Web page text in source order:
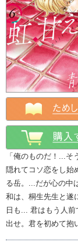
「俺のものだ！...
隠れてコソ恋をし始
る岳。...だが心の中
和は、桐生先生と遂
日も... 君はもう人
出せ。君を初めて抱